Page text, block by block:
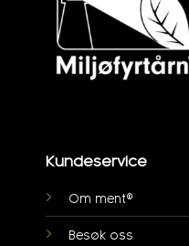
Kundeservice
Om ment®
Besøk oss